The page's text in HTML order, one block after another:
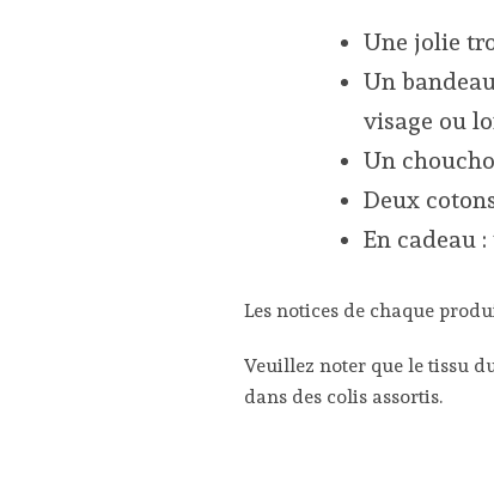
Une jolie
Un
visage ou
Un
Deux
En cadeau
Les notices de chaque
Veuillez noter que le tissu
dans des colis assortis.